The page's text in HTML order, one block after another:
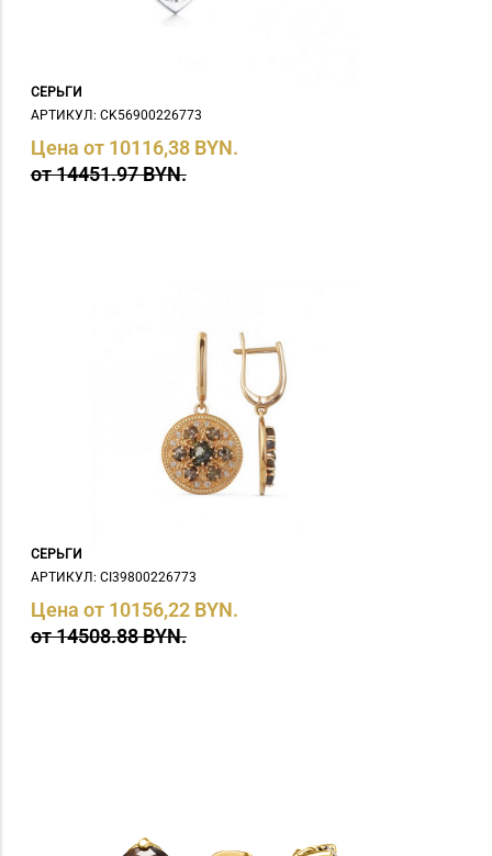
СЕРЬГИ
АРТИКУЛ: СK56900226773
Цена от 10116,38 BYN.
от 14451.97 BYN.
СЕРЬГИ
АРТИКУЛ: СI39800226773
Цена от 10156,22 BYN.
от 14508.88 BYN.